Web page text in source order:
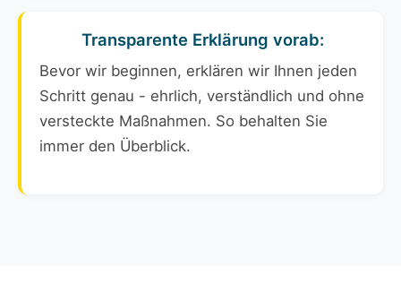
Transparente Erklärung vorab:
Bevor wir beginnen, erklären wir Ihnen jeden
Schritt genau - ehrlich, verständlich und ohne
versteckte Maßnahmen. So behalten Sie
immer den Überblick.